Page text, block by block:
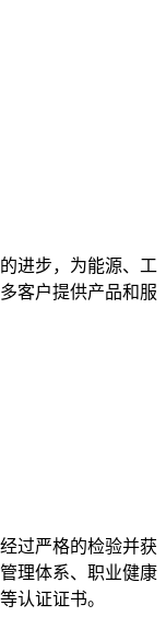
进步，为能源、工
客户提供产品和服
过严格的检验并获
理体系、职业健康
认证证书。